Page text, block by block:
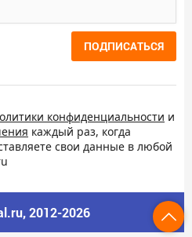
ПОДПИСАТЬСЯ
конфиденциальности и
каждый раз, когда
свои данные в любой
2012-2026